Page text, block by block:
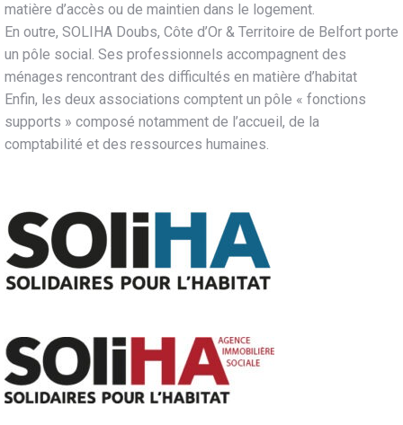
matière d’accès ou de maintien dans le logement.
En outre, SOLIHA Doubs, Côte d’Or & Territoire de Belfort porte
un pôle social. Ses professionnels accompagnent des
ménages rencontrant des difficultés en matière d’habitat
Enfin, les deux associations comptent un pôle « fonctions
supports » composé notamment de l’accueil, de la
comptabilité et des ressources humaines.